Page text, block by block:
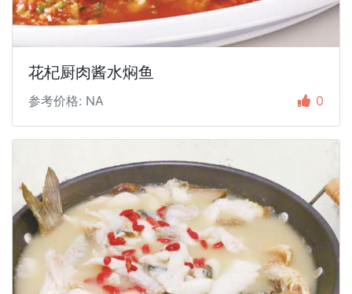
花杞厨肉酱水焖鱼
参考价格: NA 0